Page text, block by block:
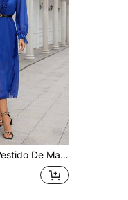
Plisado Y Ribete De Volantes Sin Cinturón